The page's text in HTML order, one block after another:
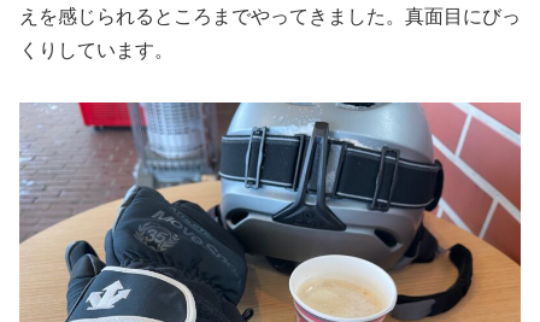
えを感じられるところまでやってきました。真面目にびっ
くりしています。